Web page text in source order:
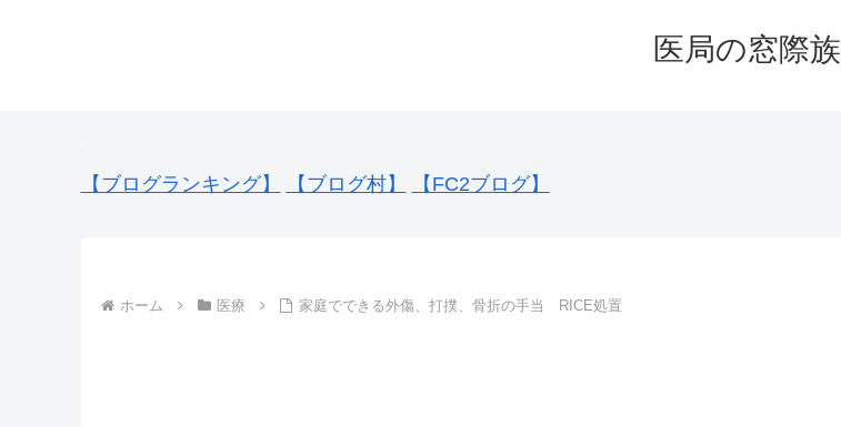
医局の窓際族
【ブログランキング】 【ブログ村】 【FC2ブログ】
ホーム 医療 家庭でできる外傷、打撲、骨折の手当 RICE処置